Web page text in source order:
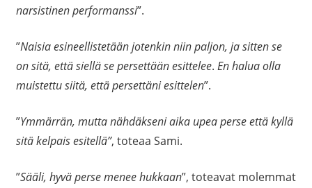
narsistinen performanssi”.
”Naisia esineellistetään jotenkin niin paljon, ja sitten se
on sitä, että siellä se persettään esittelee. En halua olla
muistettu siitä, että persettäni esittelen”.
”Ymmärrän, mutta nähdäkseni aika upea perse että kyllä
sitä kelpais esitellä”, toteaa Sami.
”Sääli, hyvä perse menee hukkaan”, toteavat molemmat